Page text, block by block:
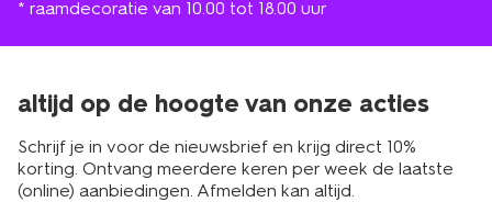
* raamdecoratie van 10.00 tot 18.00 uur
altijd op de hoogte van onze acties
Schrijf je in voor de nieuwsbrief en krijg direct 10%
korting. Ontvang meerdere keren per week de laatste
(online) aanbiedingen. Afmelden kan altijd.